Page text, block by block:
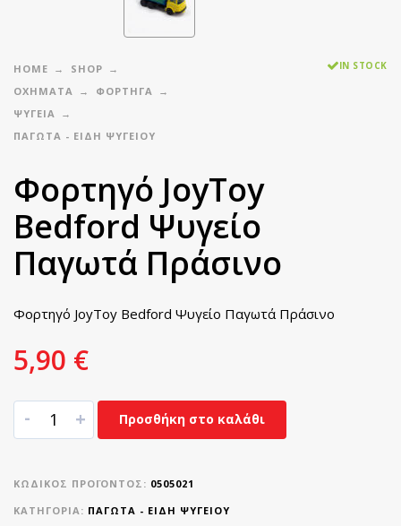
HOME
SHOP
ΟΧΗΜΑΤΑ
ΦΟΡΤΗΓΑ
ΨΥΓΕΙΑ
ΠΑΓΩΤΑ - ΕΙΔΗ ΨΥΓΕΙΟΥ
IN STOCK
Φορτηγό JoyToy
Bedford Ψυγείο
Παγωτά Πράσινο
Φορτηγό JoyToy Bedford Ψυγείο Παγωτά Πράσινο
5,90 €
- + Προσθήκη στο καλάθι
ΚΩΔΙΚΌΣ ΠΡΟΪΌΝΤΟΣ: 0505021
ΚΑΤΗΓΟΡΊΑ: ΠΑΓΩΤΑ - ΕΙΔΗ ΨΥΓΕΙΟΥ